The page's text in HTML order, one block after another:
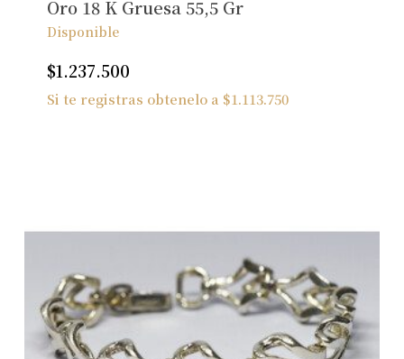
Oro 18 K Gruesa 55,5 Gr
Disponible
$1.237.500
Si te registras obtenelo a $1.113.750